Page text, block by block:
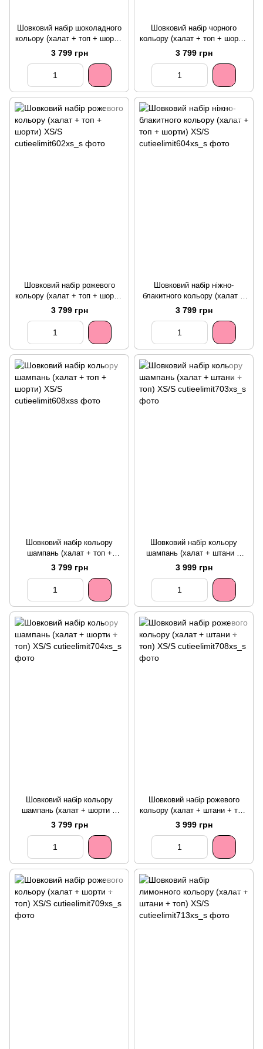
Шовковий набір шоколадного
кольору (халат + топ + шорти)
XS/S
3 799 грн
Шовковий набір чорного
кольору (халат + топ + шорти)
XS/S
3 799 грн
Шовковий набір рожевого
кольору (халат + топ + шорти)
XS/S
3 799 грн
Шовковий набір ніжно-
блакитного кольору (халат +
топ + шорти) XS/S
3 799 грн
Шовковий набір кольору
шампань (халат + топ +
шорти) XS/S
3 799 грн
Шовковий набір кольору
шампань (халат + штани +
топ) XS/S
3 999 грн
Шовковий набір кольору
шампань (халат + шорти +
топ) XS/S
3 799 грн
Шовковий набір рожевого
кольору (халат + штани + топ)
XS/S
3 999 грн